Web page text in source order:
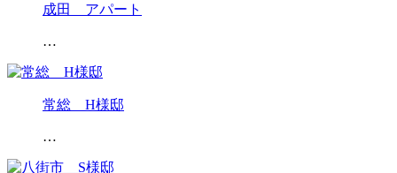
成田 アパート
…
常総 H様邸
…